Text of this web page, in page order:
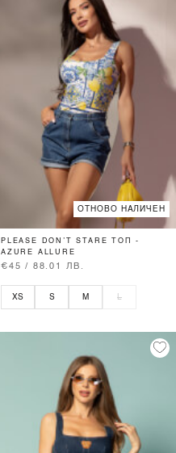
ОТНОВО НАЛИЧЕН
PLEASE DON’T STARE ТОП -
AZURE ALLURE
€45 / 88.01 ЛВ.
XS S M L